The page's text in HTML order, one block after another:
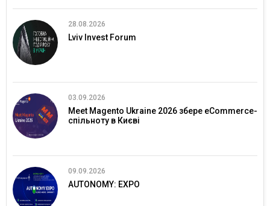
28.08.2026
Lviv Invest Forum
03.09.2026
Meet Magento Ukraine 2026 збере eCommerce-
спільноту в Києві
09.09.2026
AUTONOMY: EXPO